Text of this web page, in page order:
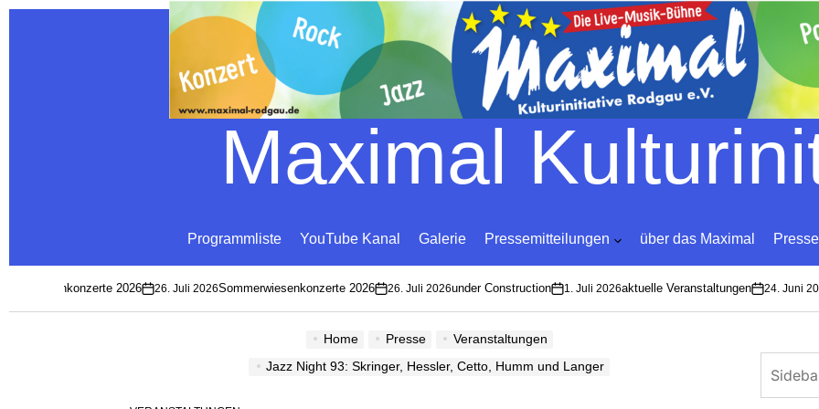
Skip
to
content
Maximal
Programmliste YouTube Kanal Galerie Pressemitteilungen über das Maximal
2026on
26. Juli 2026Sommerwiesenkonzerte 2026on
26. Juli 2026under Constructionon
1. Juli 2026aktuelle Veranstaltungenon
24. Juni
Home Presse
Veranstaltungen
Jazz Night 93: Skringer, Hessler, Cetto, Humm und Langer